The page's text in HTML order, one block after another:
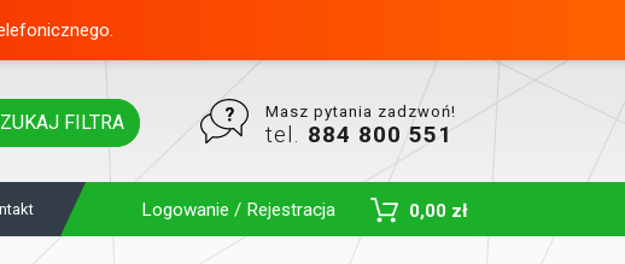
FILTRA Masz pytania zadzwoń!
tel. 884 800 551
Logowanie / Rejestracja 0,00 zł
Toggle Dropdown